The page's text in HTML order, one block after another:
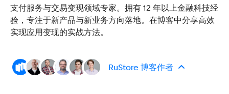
支付服务与交易变现领域专家。拥有 12 年以上金融科技经
验，专注于新产品与新业务方向落地。在博客中分享高效
实现应用变现的实战方法。
RuStore 博客作者